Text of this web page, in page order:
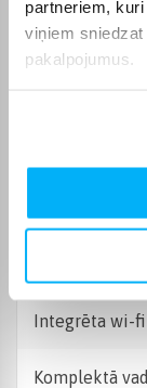
partneriem,
viņiem
pakalpojumus.
Enerģijas
Integrēta
Integrēta wi-fi
Komplektā